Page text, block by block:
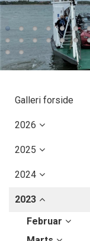
Galleri forside
2026
2025
2024
2023
Februar